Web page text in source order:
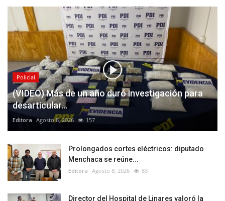
Policial
(VIDEO) Más de un año duró investigación para
desarticular...
Editora Agosto 8, 2026 157
Prolongados cortes eléctricos: diputado
Menchaca se reúne...
Editora Agosto 8, 2026 83
Director del Hospital de Linares valoró la